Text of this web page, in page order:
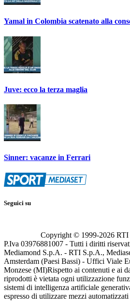
Yamal in Colombia scatenato alla
Juve: ecco la terza maglia
Sinner: vacanze in Ferrari
Seguici su
Copyright © 1999-2026 RTI
P.Iva 03976881007 - Tutti i diritti
Mediamond S.p.A. - RTI S.p.A.,
Amsterdam (Paesi Bassi) - Uffici Viale
Monzese (MI)Rispetto ai contenuti e ai
riprodotti è vietata ogni utilizzazione
sistemi di intelligenza artificiale
espresso di utilizzare mezzi